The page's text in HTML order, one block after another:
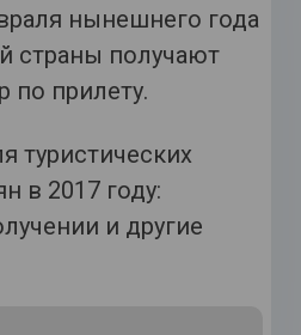
нынешнего года
страны получают
по прилету.